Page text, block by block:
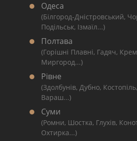
Одеса
(Білгород-Дністровський,
Подільськ, Ізмаїл...)
Полтава
(Горішні Плавні, Гадяч,
Миргород...)
Рівне
(Здолбунів, Дубно,
Вараш...)
Суми
(Ромни, Шостка, Глухів,
Охтирка...)